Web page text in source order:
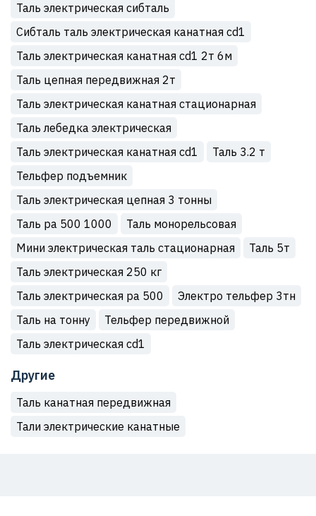
Таль электрическая сибталь
Сибталь таль электрическая канатная cd1
Таль электрическая канатная cd1 2т 6м
Таль цепная передвижная 2т
Таль электрическая канатная стационарная
Таль лебедка электрическая
Таль электрическая канатная cd1
Таль 3.2 т
Тельфер подъемник
Таль электрическая цепная 3 тонны
Таль ра 500 1000
Таль монорельсовая
Мини электрическая таль стационарная
Таль 5т
Таль электрическая 250 кг
Таль электрическая ра 500
Электро тельфер 3тн
Таль на тонну
Тельфер передвижной
Таль электрическая cd1
Другие
Таль канатная передвижная
Тали электрические канатные